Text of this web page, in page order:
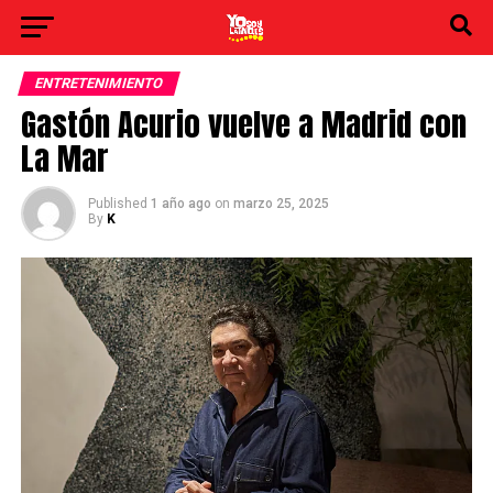
ENTRETENIMIENTO
Gastón Acurio vuelve a Madrid con
La Mar
Published 1 año ago on marzo 25, 2025
By K